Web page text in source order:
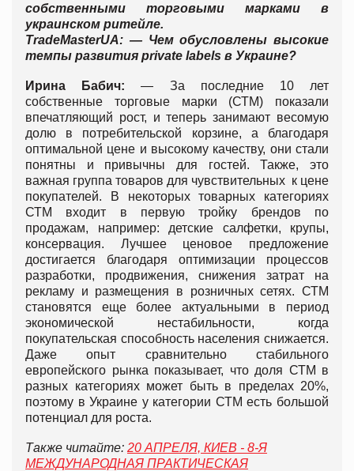
собственными торговыми марками в
украинском ритейле.
TradeMasterUA: — Чем обусловлены высокие
темпы развития private labels в Украине?
Ирина Бабич: — За последние 10 лет
собственные торговые марки (СТМ) показали
впечатляющий рост, и теперь занимают весомую
долю в потребительской корзине, а благодаря
оптимальной цене и высокому качеству, они стали
понятны и привычны для гостей. Также, это
важная группа товаров для чувствительных к цене
покупателей. В некоторых товарных категориях
СТМ входит в первую тройку брендов по
продажам, например: детские салфетки, крупы,
консервация. Лучшее ценовое предложение
достигается благодаря оптимизации процессов
разработки, продвижения, снижения затрат на
рекламу и размещения в розничных сетях. СТМ
становятся еще более актуальными в период
экономической нестабильности, когда
покупательская способность населения снижается.
Даже опыт сравнительно стабильного
европейского рынка показывает, что доля СТМ в
разных категориях может быть в пределах 20%,
поэтому в Украине у категории СТМ есть большой
потенциал для роста.
Также читайте: 20 АПРЕЛЯ, КИЕВ - 8-Я
МЕЖДУНАРОДНАЯ ПРАКТИЧЕСКАЯ